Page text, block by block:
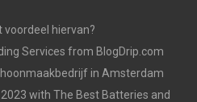
voordeel hiervan?
Services from BlogDrip.com
in Amsterdam
with The Best Batteries and